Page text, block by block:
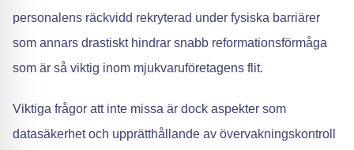
personalens räckvidd rekryterad under fysiska barriärer
som annars drastiskt hindrar snabb reformationsförmåga
som är så viktig inom mjukvaruföretagens flit.
Viktiga frågor att inte missa är dock aspekter som
datasäkerhet och upprätthållande av övervakningskontroll